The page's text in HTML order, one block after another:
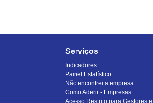
Serviços
Indicadores
Painel Estatístico
Não encontrei a empresa
Como Aderir - Empresas
Acesso Restrito para Gestores e